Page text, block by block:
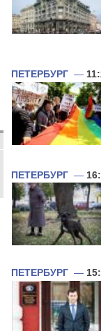
ПЕТЕРБУРГ —
ПЕТЕРБУРГ —
ПЕТЕРБУРГ —